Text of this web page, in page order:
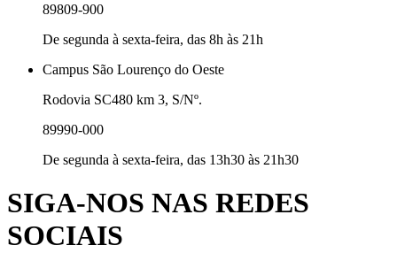
89809-900
De segunda à sexta-feira, das 8h às 21h
Campus São Lourenço do Oeste
Rodovia SC480 km 3, S/Nº.
89990-000
De segunda à sexta-feira, das 13h30 às 21h30
SIGA-NOS NAS REDES
SOCIAIS